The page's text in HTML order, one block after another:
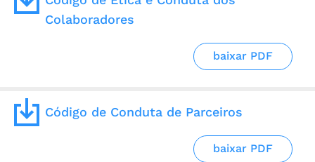
Colaboradores
baixar PDF
Código de Conduta de Parceiros
baixar PDF